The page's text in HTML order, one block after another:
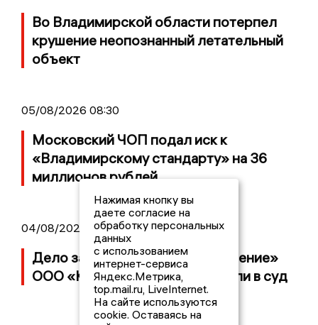
Во Владимирской области потерпел
крушение неопознанный летательный
объект
05/08/2026 08:30
Московский ЧОП подал иск к
«Владимирскому стандарту» на 36
миллионов рублей
04/08/2026 15:40
Дело застройщика ЖК «Поколение»
ООО «Капитал Строй» передали в суд
Нажимая кнопку вы
даете согласие на
обработку персональных
данных
с использованием
интернет-сервиса
Яндекс.Метрика,
top.mail.ru, LiveInternet.
На сайте используются
cookie. Оставаясь на